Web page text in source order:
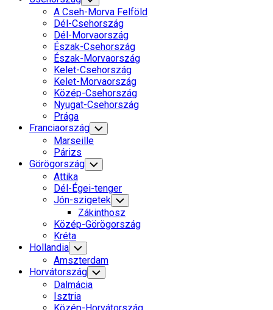
Child
Menu
A Cseh-Morva Felföld
Dél-Csehország
Dél-Morvaország
Észak-Csehország
Észak-Morvaország
Kelet-Csehország
Kelet-Morvaország
Közép-Csehország
Nyugat-Csehország
Prága
Franciaország Toggle
Child
Marseille
Párizs
Görögország Toggle
Child
Menu
Attika
Dél-Égei-tenger
Jón-szigetek Toggle
Child
Menu
Zákinthosz
Közép-Görögország
Kréta
Hollandia Toggle
Child
Menu
Amszterdam
Horvátország Toggle
Child
Menu
Dalmácia
Isztria